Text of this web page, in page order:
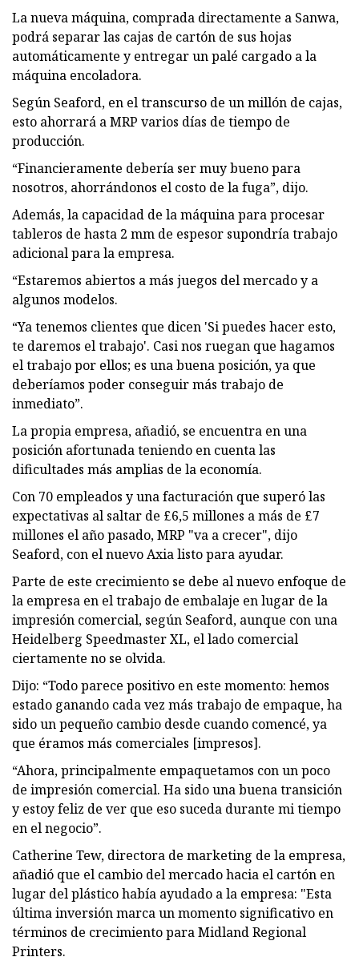
La nueva máquina, comprada directamente a Sanwa,
podrá separar las cajas de cartón de sus hojas
automáticamente y entregar un palé cargado a la
máquina encoladora.
Según Seaford, en el transcurso de un millón de cajas,
esto ahorrará a MRP varios días de tiempo de
producción.
“Financieramente debería ser muy bueno para
nosotros, ahorrándonos el costo de la fuga”, dijo.
Además, la capacidad de la máquina para procesar
tableros de hasta 2 mm de espesor supondría trabajo
adicional para la empresa.
“Estaremos abiertos a más juegos del mercado y a
algunos modelos.
“Ya tenemos clientes que dicen 'Si puedes hacer esto,
te daremos el trabajo'. Casi nos ruegan que hagamos
el trabajo por ellos; es una buena posición, ya que
deberíamos poder conseguir más trabajo de
inmediato”.
La propia empresa, añadió, se encuentra en una
posición afortunada teniendo en cuenta las
dificultades más amplias de la economía.
Con 70 empleados y una facturación que superó las
expectativas al saltar de £6,5 millones a más de £7
millones el año pasado, MRP "va a crecer", dijo
Seaford, con el nuevo Axia listo para ayudar.
Parte de este crecimiento se debe al nuevo enfoque de
la empresa en el trabajo de embalaje en lugar de la
impresión comercial, según Seaford, aunque con una
Heidelberg Speedmaster XL, el lado comercial
ciertamente no se olvida.
Dijo: “Todo parece positivo en este momento: hemos
estado ganando cada vez más trabajo de empaque, ha
sido un pequeño cambio desde cuando comencé, ya
que éramos más comerciales [impresos].
“Ahora, principalmente empaquetamos con un poco
de impresión comercial. Ha sido una buena transición
y estoy feliz de ver que eso suceda durante mi tiempo
en el negocio”.
Catherine Tew, directora de marketing de la empresa,
añadió que el cambio del mercado hacia el cartón en
lugar del plástico había ayudado a la empresa: "Esta
última inversión marca un momento significativo en
términos de crecimiento para Midland Regional
Printers.